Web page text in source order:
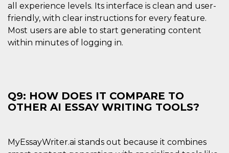
all experience levels. Its interface is clean and user-
friendly, with clear instructions for every feature.
Most users are able to start generating content
within minutes of logging in.
Q9: HOW DOES IT COMPARE TO
OTHER AI ESSAY WRITING TOOLS?
MyEssayWriter.ai stands out because it combines